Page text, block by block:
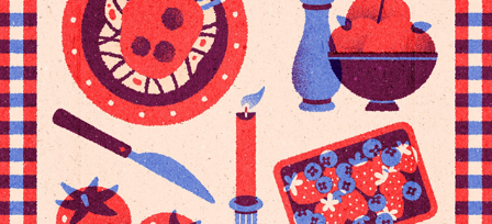
Iana Laurel